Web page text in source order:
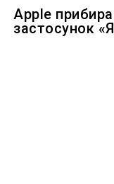
Apple
застосунок